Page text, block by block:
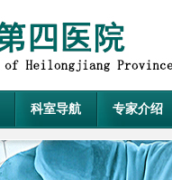
科室导航 专家介绍